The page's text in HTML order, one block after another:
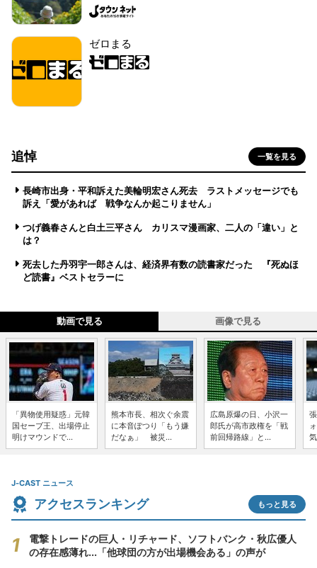
ゼロまる
追悼 一覧を見る
長崎市出身・平和訴えた美輪明宏さん死去 ラストメッセージでも
訴え「愛があれば 戦争なんか起こりません」
つげ義春さんと白土三平さん カリスマ漫画家、二人の「違い」と
は？
死去した丹羽宇一郎さんは、経済界有数の読書家だった 『死ぬほ
ど読書』ベストセラーに
動画で見る 画像で見る
「異物使用疑惑」元韓
国セーブ王、出場停止
明けマウンドで...
熊本市長、相次ぐ余震
に本音ぽつり「もう嫌
だなぁ」 被災...
広島原爆の日、小沢一
郎氏が高市政権を「戦
前回帰路線」と...
J-CAST ニュース
アクセスランキング もっと見る
電撃トレードの巨人・リチャード、ソフトバンク・秋広優人
の存在感薄れ...「他球団の方が出場機会ある」の声が